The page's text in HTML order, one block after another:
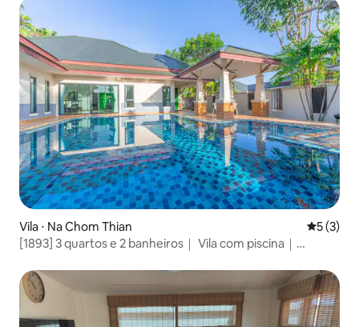
Vila ⋅ Na Chom Thian 5 de
5 (3)
[1893] 3 quartos e 2 banheiros｜ Vila com piscina｜
Decoração moderna e luxuosa｜ A melhor opção para
férias